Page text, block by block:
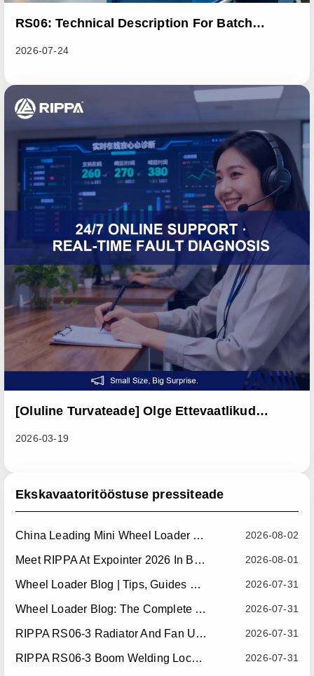
RS06: Technical Description For Batch
2026-07-24
[Oluline Turvateade] Olge Ettevaatlikud
2026-03-19
Ekskavaatoritööstuse pressiteade
2026-08-02
China Leading Mini Wheel Loader Supplier: Reliable Compact Wheel Loaders For Global Markets
2026-08-01
Meet RIPPA At Expointer 2026 In Brazil
2026-07-31
Wheel Loader Blog | Tips, Guides & Attachments
2026-07-31
Wheel Loader Blog: The Complete Guide To Wheel Loaders For Construction, Agriculture, And Material Handling
2026-07-31
RIPPA RS06-3 Radiator And Fan Upgrade — Effective July 10, 2026
2026-07-31
RIPPA RS06-3 Boom Welding Locating Bar Optimization — Effective July 15, 2026